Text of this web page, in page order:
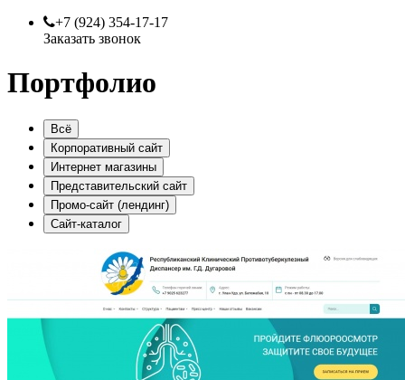
+7 (924) 354-17-17
Заказать звонок
Портфолио
Всё
Корпоративный сайт
Интернет магазины
Представительский сайт
Промо-сайт (лендинг)
Сайт-каталог